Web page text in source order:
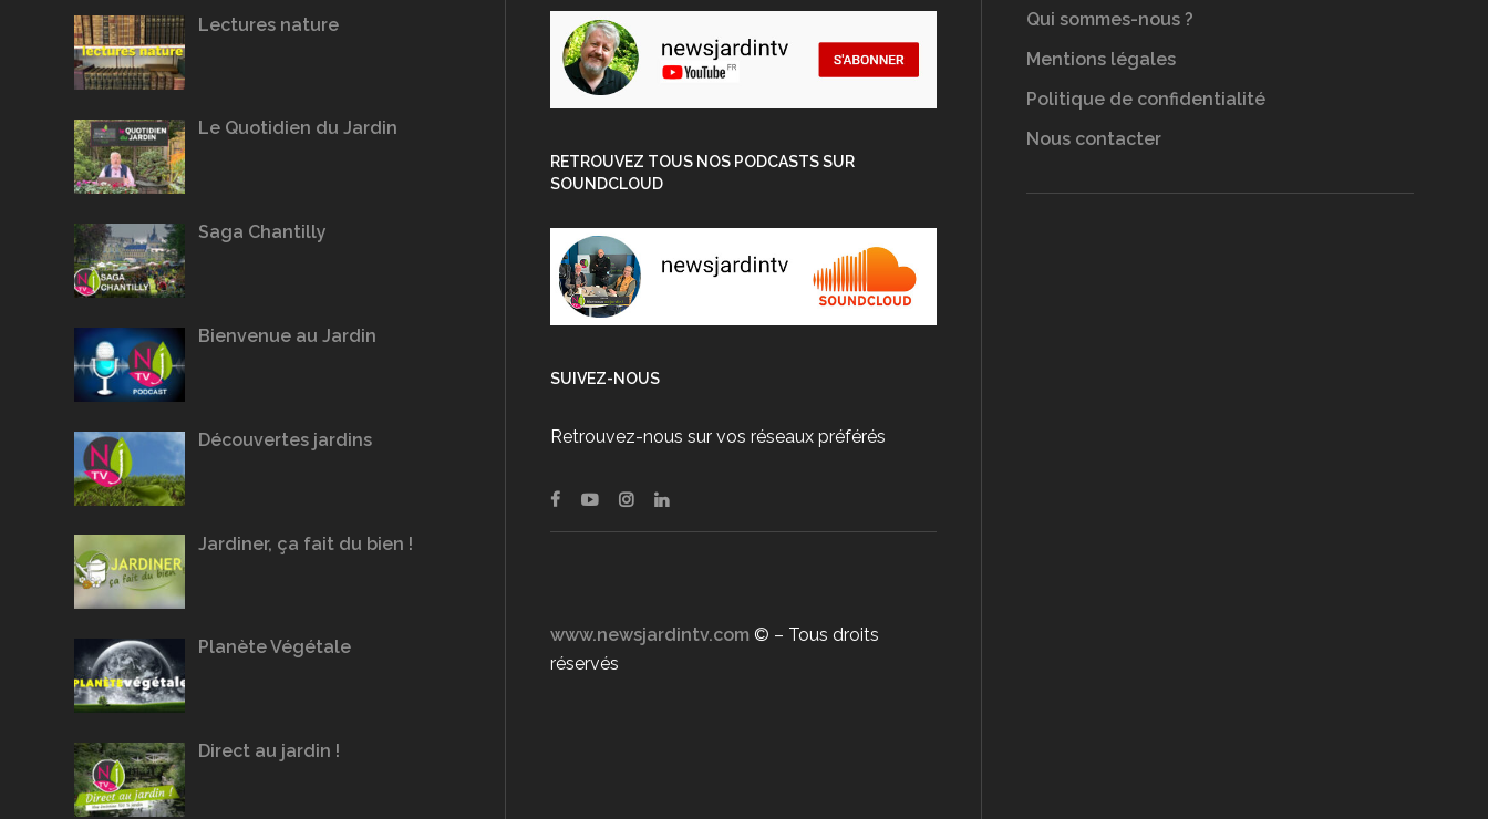
Lectures nature
Le Quotidien du Jardin
Saga Chantilly
Bienvenue au Jardin
Découvertes jardins
Jardiner, ça fait du bien !
Planète Végétale
Direct au jardin !
RETROUVEZ TOUS NOS PODCASTS SUR
SOUNDCLOUD
SUIVEZ-NOUS
Retrouvez-nous sur vos réseaux préférés
www.newsjardintv.com © – Tous droits
réservés
Qui sommes-nous ?
Mentions légales
Politique de confidentialité
Nous contacter